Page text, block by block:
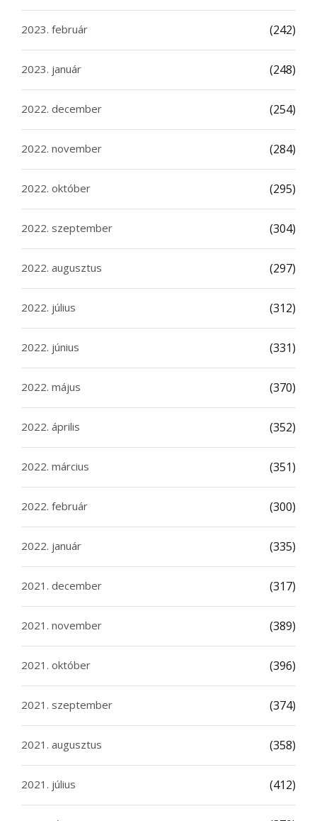
2023. február (242)
2023. január (248)
2022. december (254)
2022. november (284)
2022. október (295)
2022. szeptember (304)
2022. augusztus (297)
2022. július (312)
2022. június (331)
2022. május (370)
2022. április (352)
2022. március (351)
2022. február (300)
2022. január (335)
2021. december (317)
2021. november (389)
2021. október (396)
2021. szeptember (374)
2021. augusztus (358)
2021. július (412)